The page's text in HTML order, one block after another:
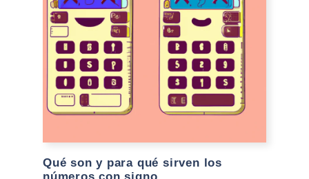
Qué son y para qué sirven los
números con signo